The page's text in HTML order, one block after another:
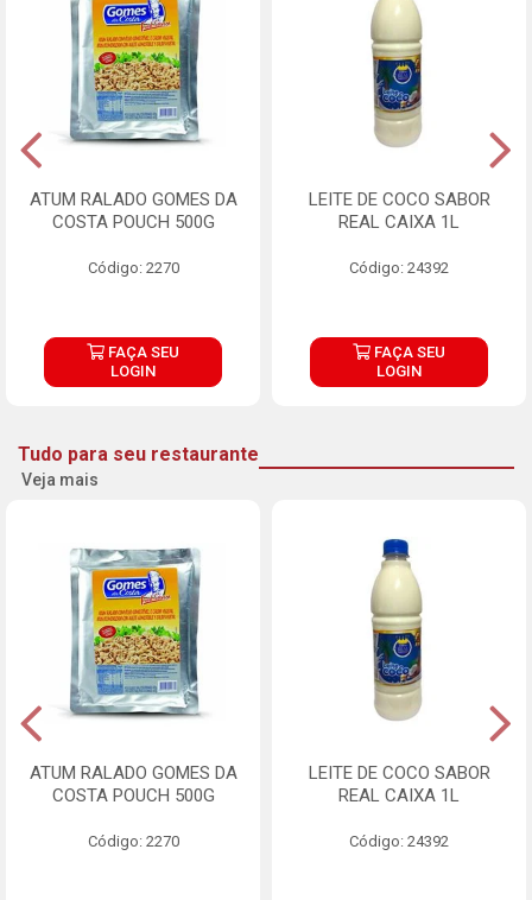
ATUM RALADO GOMES DA
COSTA POUCH 500G
Código: 2270
FAÇA SEU
LOGIN
LEITE DE COCO SABOR
REAL CAIXA 1L
Código: 24392
FAÇA SEU
LOGIN
Tudo para seu restaurante
Veja mais
ATUM RALADO GOMES DA
COSTA POUCH 500G
Código: 2270
LEITE DE COCO SABOR
REAL CAIXA 1L
Código: 24392